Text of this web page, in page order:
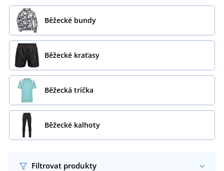
Běžecké bundy
Běžecké kraťasy
Běžecká trička
Běžecké kalhoty
Filtrovat produkty